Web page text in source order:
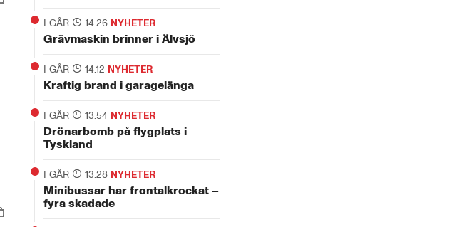
I GÅR 14.26 NYHETER
Grävmaskin brinner i Älvsjö
I GÅR 14.12 NYHETER
Kraftig brand i garagelänga
I GÅR 13.54 NYHETER
Drönarbomb på flygplats i
Tyskland
I GÅR 13.28 NYHETER
Minibussar har frontalkrockat –
fyra skadade